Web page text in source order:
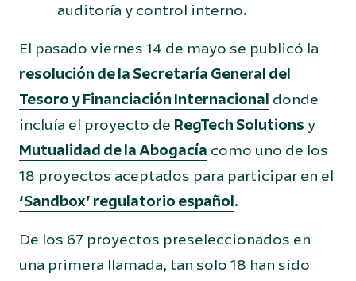
auditoría y control interno.
El pasado viernes 14 de mayo se publicó la
resolución de la Secretaría General del
Tesoro y Financiación Internacional donde
incluía el proyecto de RegTech Solutions y
Mutualidad de la Abogacía como uno de los
18 proyectos aceptados para participar en el
‘Sandbox’ regulatorio español.
De los 67 proyectos preseleccionados en
una primera llamada, tan solo 18 han sido